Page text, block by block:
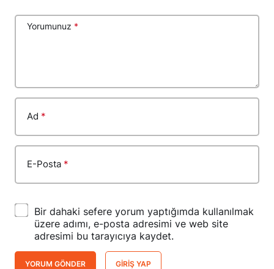
Yorumunuz *
Ad *
E-Posta *
Bir dahaki sefere yorum yaptığımda kullanılmak
üzere adımı, e-posta adresimi ve web site
adresimi bu tarayıcıya kaydet.
YORUM GÖNDER GIRIŞ YAP